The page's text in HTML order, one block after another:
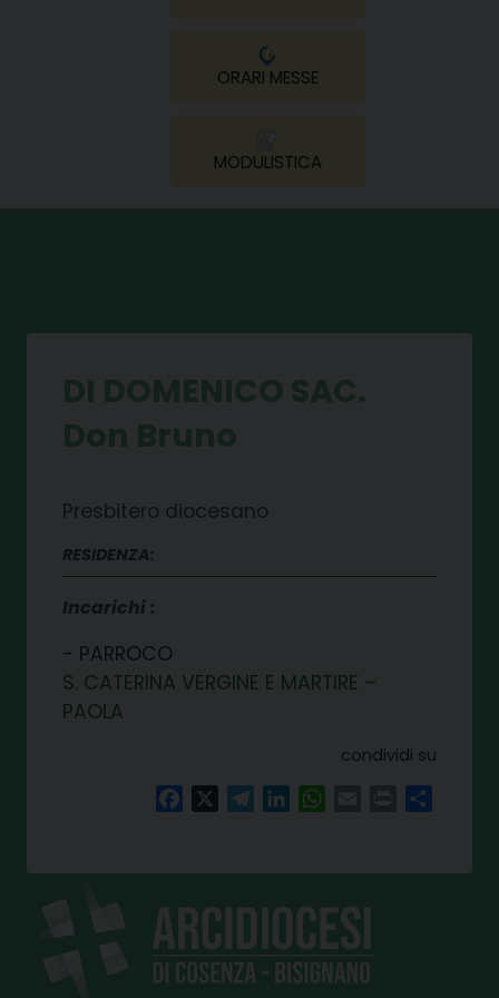
ORARI MESSE
MODULISTICA
Presbitero diocesano
RESIDENZA:
Incarichi
PARROCO
S. CATERINA VERGINE E MARTIRE –
PAOLA
condividi su
FacebookTelegramLinkedInWhatsAppPrint